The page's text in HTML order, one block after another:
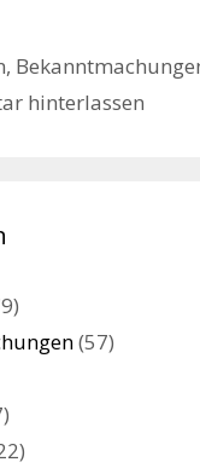
,
hinterlassen
(57)